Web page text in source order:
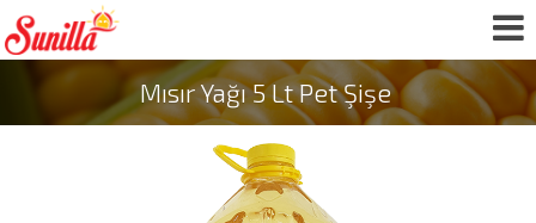
Mısır Yağı 5 Lt Pet Şişe